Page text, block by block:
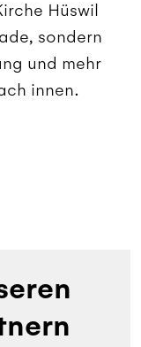
Hüswil
sondern
und mehr
innen.